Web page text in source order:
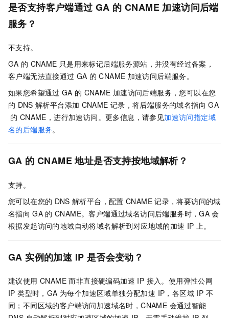
是否支持客户端通过 GA 的 CNAME 加速访问后端
服务？
不支持。
GA 的 CNAME 只是用来标记后端服务源站，并没有经过备案，
客户端无法直接通过 GA 的 CNAME 加速访问后端服务。
如果您希望通过 GA 的 CNAME 加速访问后端服务，您可以在您
的 DNS 解析平台添加 CNAME 记录，将后端服务的域名指向 GA
的 CNAME，进行加速访问。更多信息，请参见加速访问指定域
名的后端服务。
GA 的 CNAME 地址是否支持按地域解析？
支持。
您可以在您的 DNS 解析平台，配置 CNAME 记录，将要访问的域
名指向 GA 的 CNAME。客户端通过域名访问后端服务时，GA 会
根据发起访问的地域自动将域名解析到对应地域的加速 IP 上。
GA 实例的加速 IP 是否会变动？
建议使用 CNAME 而非直接硬编码加速 IP 接入。使用弹性公网
IP 类型时，GA 为每个加速区域单独分配加速 IP，各区域 IP 不
同；不同区域的客户端访问加速域名时，CNAME 会通过智能